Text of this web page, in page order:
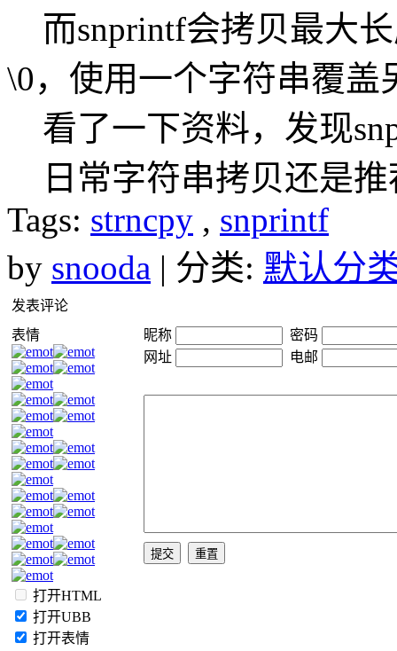
而snprintf会拷贝最大
\0，使用一个字符串覆盖
看了一下资料，发现
日常字符串拷贝还是推
Tags: strncpy , snprintf
by snooda | 分类: 默认分
发表评论
表情
打开HTML
打开UBB
打开表情
昵称
密码
网址
电邮